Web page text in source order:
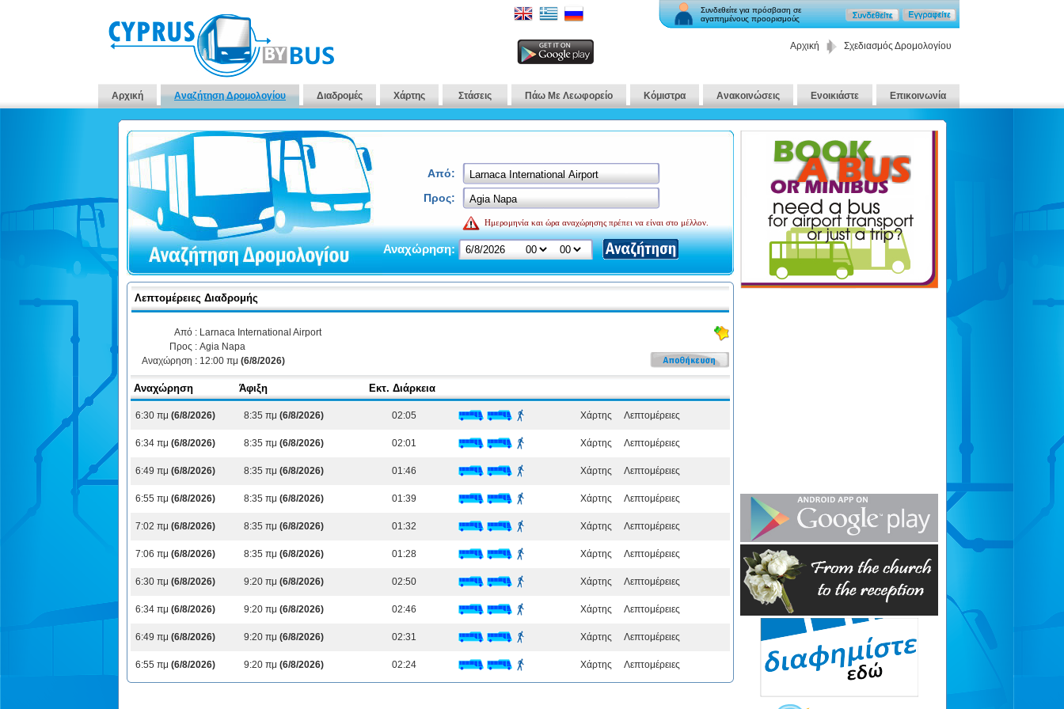
Συνδεθείτε για πρόσβαση σε
αγαπημένους προορισμούς
Αρχική Σχεδιασμός Δρομολογίου
Αρχική Αναζήτηση Δρομολογίου Διαδρομές Χάρτης Στάσεις Πάω Με Λεωφορείο Κόμιστρα Ανακοινώσεις Ενοικιάστε Επικοινωνία
Από:
Προς:
Ημερομηνία και ώρα αναχώρησης πρέπει να είναι στο μέλλον.
Αναχώρηση:
Λεπτομέρειες Διαδρομής
Από : Larnaca International Airport
Προς : Agia Napa
Αναχώρηση : 12:00 πμ (6/8/2026)
Αναχώρηση Άφιξη Εκτ. Διάρκεια
6:30 πμ (6/8/2026) 8:35 πμ (6/8/2026) 02:05 Χάρτης Λεπτομέρειες
6:34 πμ (6/8/2026) 8:35 πμ (6/8/2026) 02:01 Χάρτης Λεπτομέρειες
6:49 πμ (6/8/2026) 8:35 πμ (6/8/2026) 01:46 Χάρτης Λεπτομέρειες
6:55 πμ (6/8/2026) 8:35 πμ (6/8/2026) 01:39 Χάρτης Λεπτομέρειες
7:02 πμ (6/8/2026) 8:35 πμ (6/8/2026) 01:32 Χάρτης Λεπτομέρειες
7:06 πμ (6/8/2026) 8:35 πμ (6/8/2026) 01:28 Χάρτης Λεπτομέρειες
6:30 πμ (6/8/2026) 9:20 πμ (6/8/2026) 02:50 Χάρτης Λεπτομέρειες
6:34 πμ (6/8/2026) 9:20 πμ (6/8/2026) 02:46 Χάρτης Λεπτομέρειες
6:49 πμ (6/8/2026) 9:20 πμ (6/8/2026) 02:31 Χάρτης Λεπτομέρειες
6:55 πμ (6/8/2026) 9:20 πμ (6/8/2026) 02:24 Χάρτης Λεπτομέρειες